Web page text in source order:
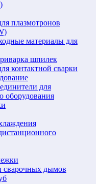
плазмотронов
материалы для
шпилек
контактной сварки
для
оборудования
дымов